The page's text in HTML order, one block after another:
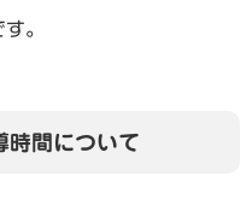
。
時間について